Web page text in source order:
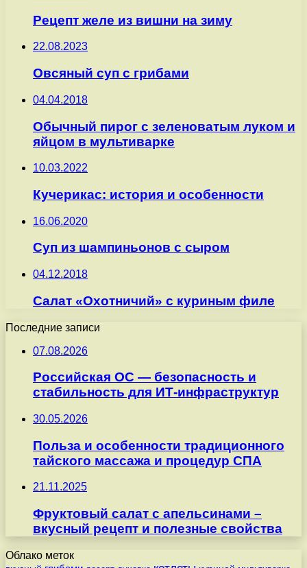
Рецепт желе из вишни на зиму
22.08.2023
Овсяный суп с грибами
04.04.2018
Обычный пирог с зеленоватым луком и
яйцом в мультиварке
10.03.2022
Кучерикас: история и особенности
16.06.2020
Суп из шампиньонов с сыром
04.12.2018
Салат «Охотничий» с куриным филе
Последние записи
07.08.2026
Российская ОС — безопасность и
стабильность для ИТ-инфраструктур
30.05.2026
Польза и особенности традиционного
тайского массажа и процедур СПА
21.11.2025
Фруктовый салат с апельсинами –
вкусный рецепт и полезные свойства
Облако меток